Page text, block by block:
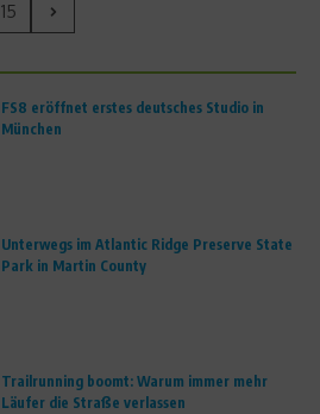
15
FS8 eröffnet erstes deutsches Studio in
München
Unterwegs im Atlantic Ridge Preserve State
Park in Martin County
Trailrunning boomt: Warum immer mehr
Läufer die Straße verlassen